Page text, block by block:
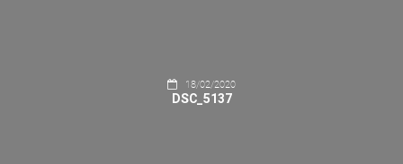
18/02/2020
DSC_5137